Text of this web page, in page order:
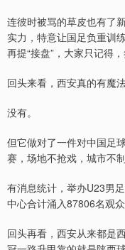
连彼时被骂的草皮也有了
实力，特意让国足负重训
再提“接盘”，大家只记得
回头来看，西安真的有魔
没有。
但它做对了一件对中国足
赛，场地不抢戏，城市不
有消息统计，举办U23男
中心合计涌入87806名观众
回头再看，西安从来都是